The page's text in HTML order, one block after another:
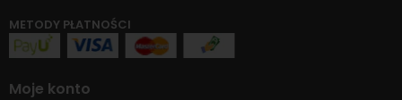
METODY PŁATNOŚCI
Moje konto